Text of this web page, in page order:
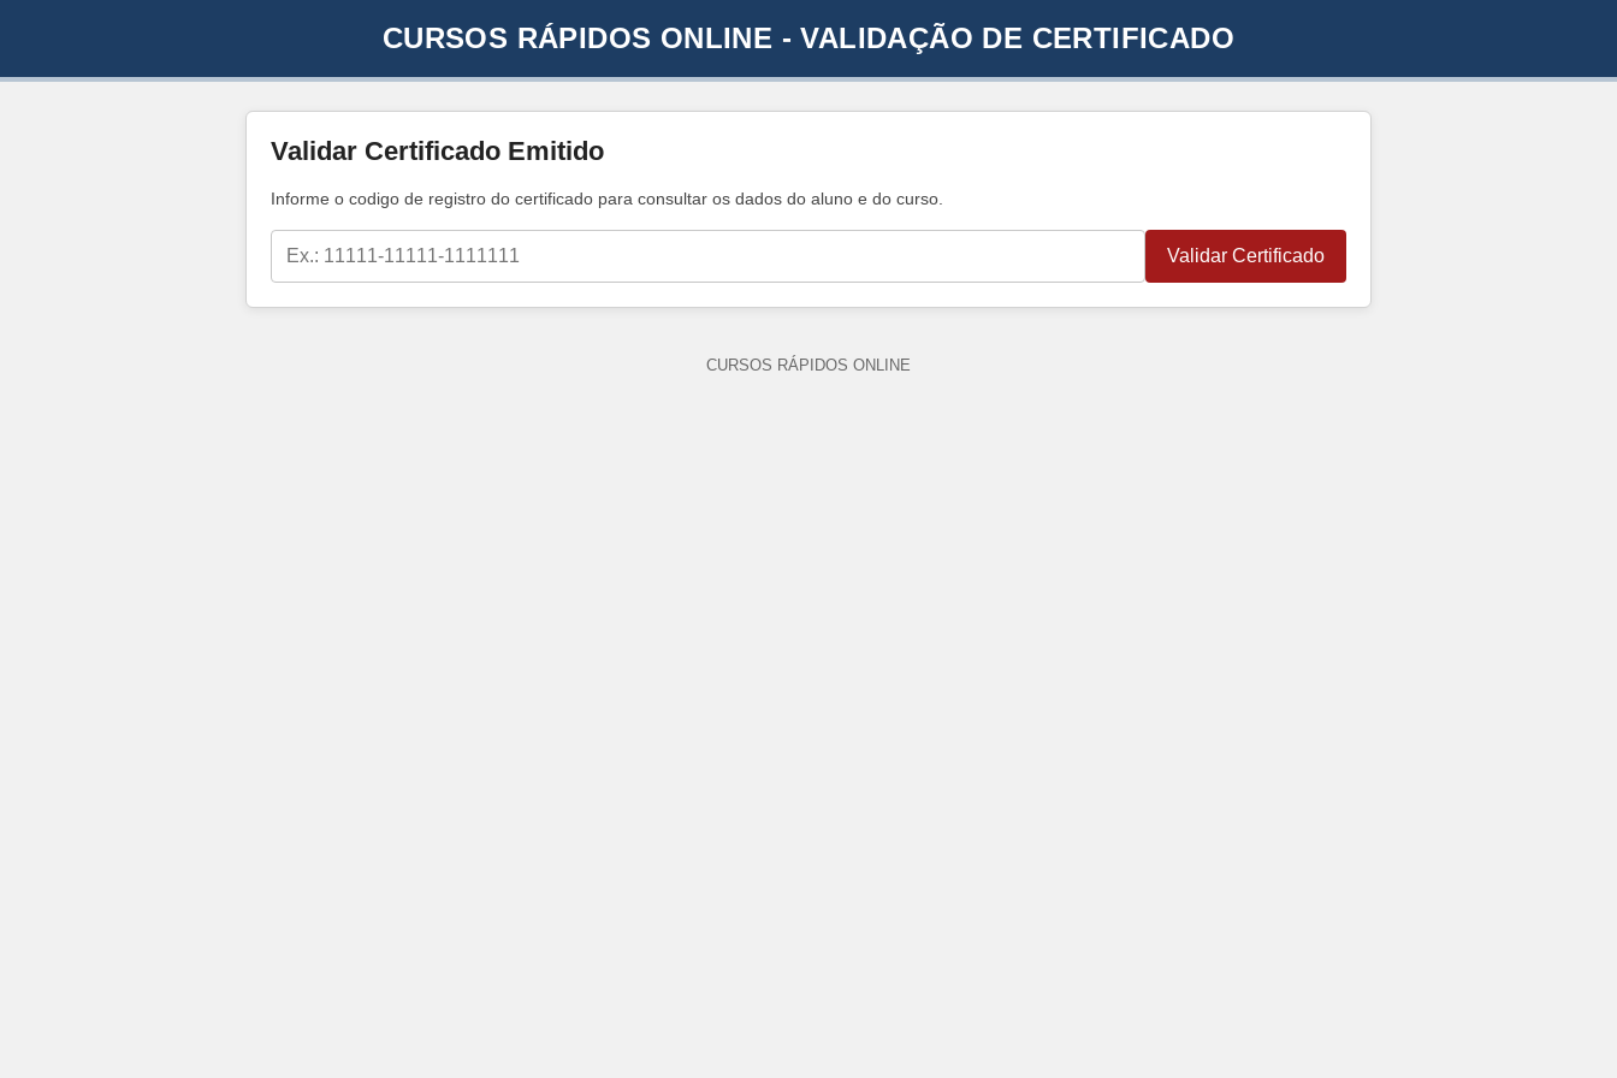
CURSOS RÁPIDOS ONLINE - VALIDAÇÃO DE CERTIFICADO
Validar Certificado Emitido
Informe o codigo de registro do certificado para consultar os dados do aluno e do curso.
Validar Certificado
CURSOS RÁPIDOS ONLINE